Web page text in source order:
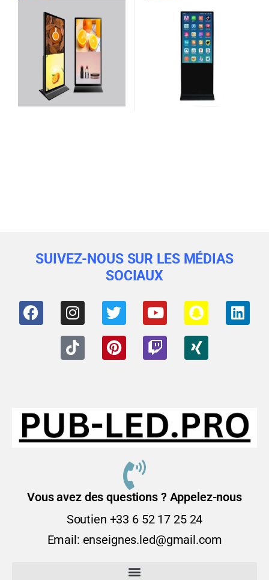
SUIVEZ-NOUS SUR LES MÉDIAS
SOCIAUX
Vous avez des questions ? Appelez-nous
Soutien +33 6 52 17 25 24
Email: enseignes.led@gmail.com